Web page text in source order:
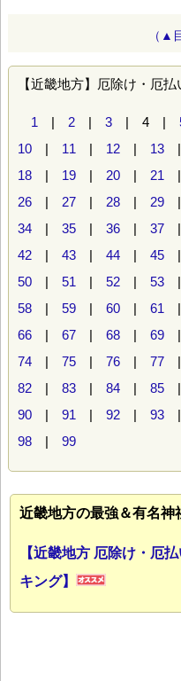
（▲
【近畿地方】厄除け・厄
1 | 2 | 3 | 4 |
10 | 11 | 12 | 13
18 | 19 | 20 | 21
26 | 27 | 28 | 29
34 | 35 | 36 | 37
42 | 43 | 44 | 45
50 | 51 | 52 | 53
58 | 59 | 60 | 61
66 | 67 | 68 | 69
74 | 75 | 76 | 77
82 | 83 | 84 | 85
90 | 91 | 92 | 93
98 | 99
近畿地方の最強＆有名神
【近畿地方 厄除け・厄
キング】